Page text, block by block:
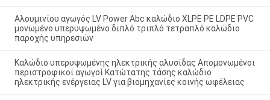
Αλουμινίου αγωγός LV Power Abc καλώδιο XLPE PE LDPE PVC
μονωμένο υπερυψωμένο διπλό τριπλό τετραπλό καλώδιο
παροχής υπηρεσιών
Καλώδιο υπερυψωμένης ηλεκτρικής αλυσίδας Απομονωμένοι
περιστροφικοί αγωγοί Κατώτατης τάσης καλώδιο
ηλεκτρικής ενέργειας LV για βιομηχανίες κοινής ωφέλειας